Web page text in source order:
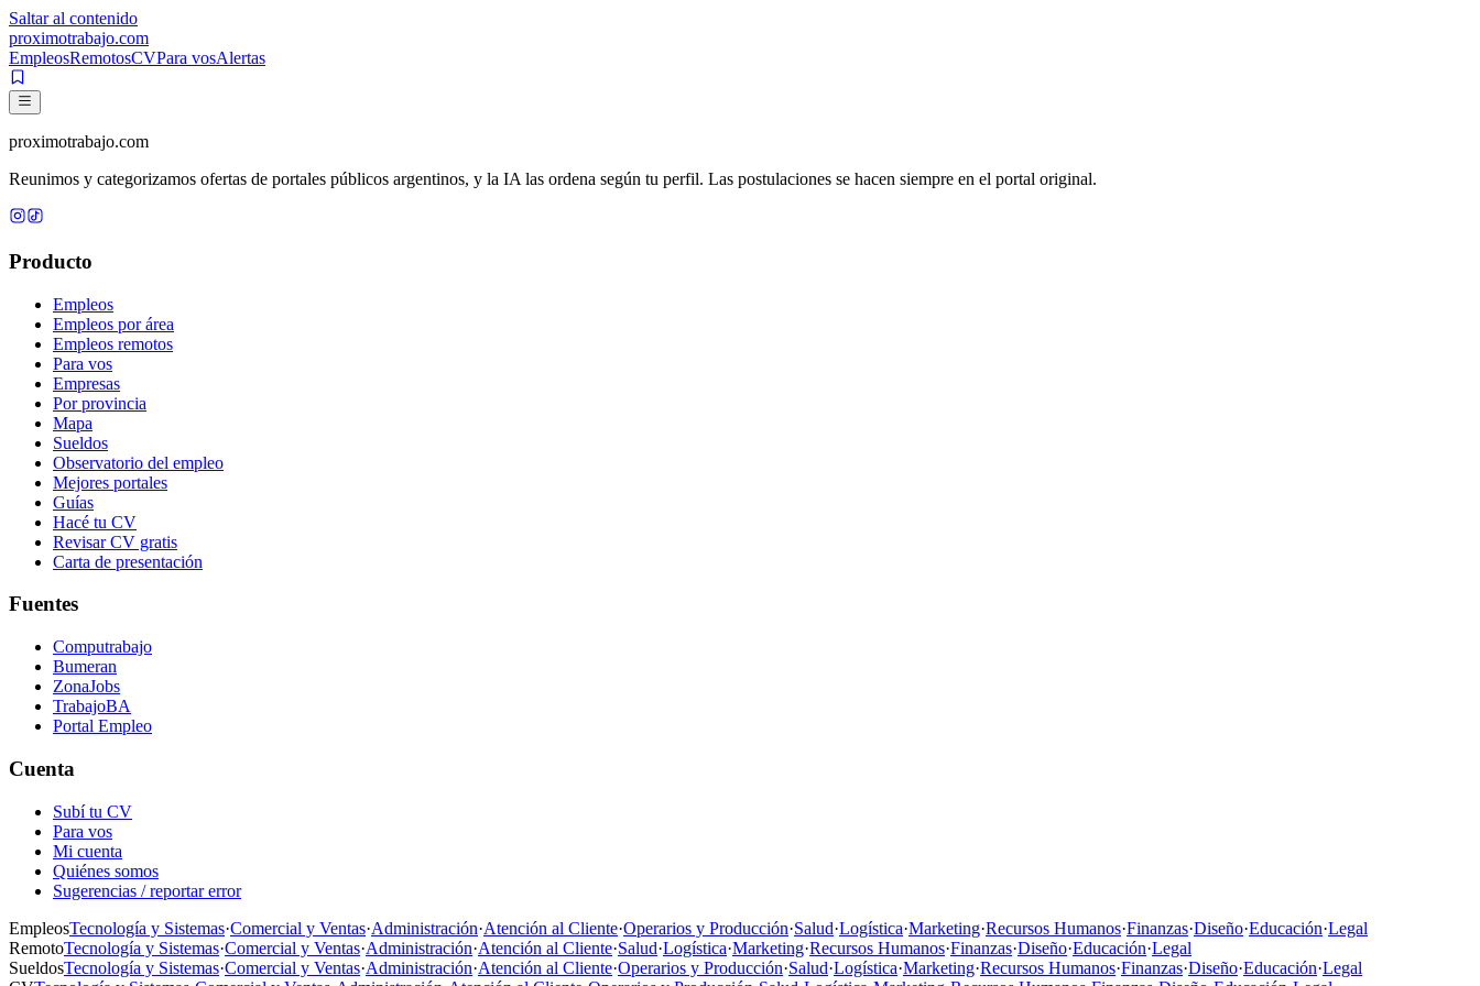
Saltar al contenido
proximotrabajo.com
EmpleosRemotosCVPara vosAlertas
proximotrabajo.com
Reunimos y categorizamos ofertas de portales públicos argentinos, y la IA las ordena según tu perfil. Las postulaciones se hacen siempre en el portal original.
Producto
Empleos
Empleos por área
Empleos remotos
Para vos
Empresas
Por provincia
Mapa
Sueldos
Observatorio del empleo
Mejores portales
Guías
Hacé tu CV
Revisar CV gratis
Carta de presentación
Fuentes
Computrabajo
Bumeran
ZonaJobs
TrabajoBA
Portal Empleo
Cuenta
Subí tu CV
Para vos
Mi cuenta
Quiénes somos
Sugerencias / reportar error
EmpleosTecnología y Sistemas·Comercial y Ventas·Administración·Atención al Cliente·Operarios y Producción·Salud·Logística·Marketing·Recursos Humanos·Finanzas·Diseño·Educación·Legal
RemotoTecnología y Sistemas·Comercial y Ventas·Administración·Atención al Cliente·Salud·Logística·Marketing·Recursos Humanos·Finanzas·Diseño·Educación·Legal
SueldosTecnología y Sistemas·Comercial y Ventas·Administración·Atención al Cliente·Operarios y Producción·Salud·Logística·Marketing·Recursos Humanos·Finanzas·Diseño·Educación·Legal